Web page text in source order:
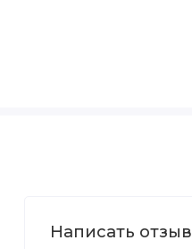
Написать отзыв